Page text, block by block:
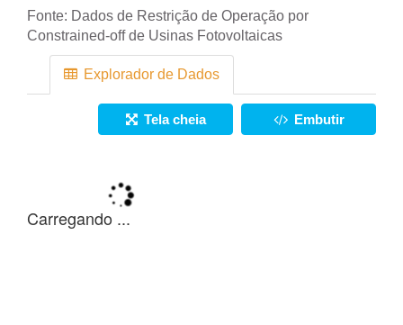
Fonte: Dados de Restrição de Operação por
Constrained-off de Usinas Fotovoltaicas
Explorador de Dados
Tela cheia Embutir